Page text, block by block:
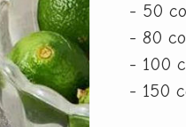
- 50
- 80
- 100
- 150